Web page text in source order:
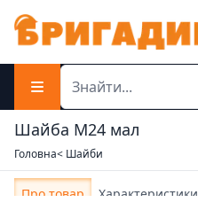
Шайба М24 мал
Головна< Шайби
Про товар Характеристики